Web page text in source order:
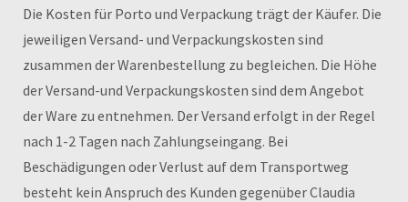
Die Kosten für Porto und Verpackung trägt der Käufer. Die
jeweiligen Versand- und Verpackungskosten sind
zusammen der Warenbestellung zu begleichen. Die Höhe
der Versand-und Verpackungskosten sind dem Angebot
der Ware zu entnehmen. Der Versand erfolgt in der Regel
nach 1-2 Tagen nach Zahlungseingang. Bei
Beschädigungen oder Verlust auf dem Transportweg
besteht kein Anspruch des Kunden gegenüber Claudia